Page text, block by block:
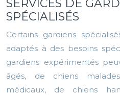
SERVICES DE
SPÉCIALISÉS
Certains gardiens
adaptés à des besoins
gardiens expérimentés
âgés, de chiens
médicaux, de chiens